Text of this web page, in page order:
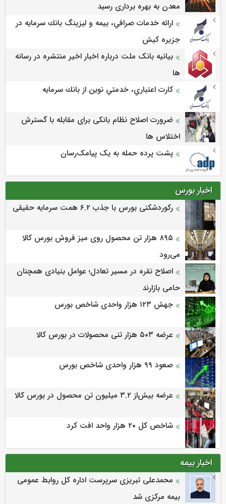
معدن به بهره برداری رسید
ارائه خدمات صرافي، بيمه و ليزينگ بانك سرمايه در
جزيره كيش
بیانیه بانک ملت درباره اخبار اخیر منتشره در رسانه
ها
كارت اعتباري، خدمتي نوين از بانك سرمايه
ضرورت اصلاح نظام بانکی برای مقابله با گسترش
اختلاس ها
پشت پرده حمله به یک پیامک‌رسان
اخبار بورس
رکوردشکنی بورس با جذب ۶.۲ همت سرمایه حقیقی
۸۹۵ هزار تن محصول روی میز فروش بورس کالا
می‌‌رود
اصلاح نقره در مسیر تعادل؛ عوامل بنیادی همچنان
حامی بازارند
جهش ۱۲۳ هزار واحدی شاخص بورس
عرضه ۵۰۳ هزار تنی محصولات در بورس کالا
صعود ۹۹ هزار واحدی شاخص بورس
عرضه بیش‌از ۳.۲ میلیون تن محصول در بورس کالا
شاخص کل ۲۰ هزار واحد افت کرد
اخبار بیمه
محمدعلی تبریزی سرپرست اداره كل روابط عمومی
بیمه مركزی شد